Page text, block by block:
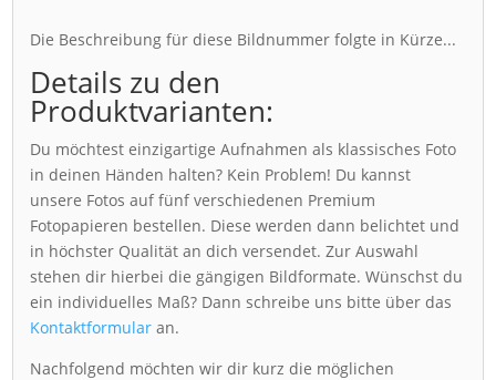
Die Beschreibung für diese Bildnummer folgte in Kürze...
Details zu den
Produktvarianten:
Du möchtest einzigartige Aufnahmen als klassisches Foto
in deinen Händen halten? Kein Problem! Du kannst
unsere Fotos auf fünf verschiedenen Premium
Fotopapieren bestellen. Diese werden dann belichtet und
in höchster Qualität an dich versendet. Zur Auswahl
stehen dir hierbei die gängigen Bildformate. Wünschst du
ein individuelles Maß? Dann schreibe uns bitte über das
Kontaktformular an.
Nachfolgend möchten wir dir kurz die möglichen